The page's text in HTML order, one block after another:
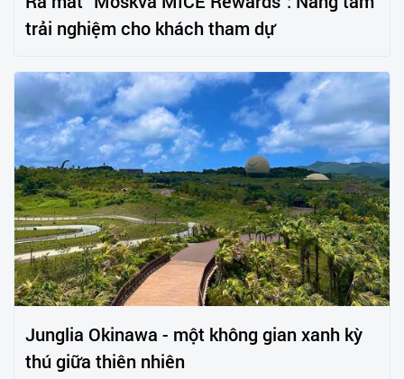
trải nghiệm cho khách tham dự
Junglia Okinawa - một không gian xanh kỳ
thú giữa thiên nhiên